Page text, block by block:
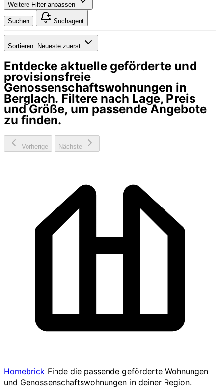
Weitere Filter anpassen
Suchen Suchagent
Sortieren: Neueste zuerst
Entdecke aktuelle geförderte und
provisionsfreie
Genossenschaftswohnungen in
Berglach. Filtere nach Lage, Preis
und Größe, um passende Angebote
zu finden.
Vorherige Nächste
Homebrick Finde die passende geförderte Wohnungen
und Genossenschaftswohnungen in deiner Region.